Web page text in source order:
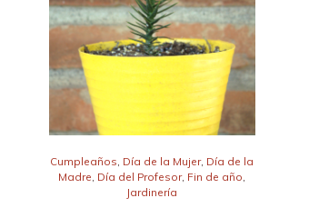
Cumpleaños Día de la Mujer, Día de la
Madre Día del Profesor, Fin de año
Jardinería